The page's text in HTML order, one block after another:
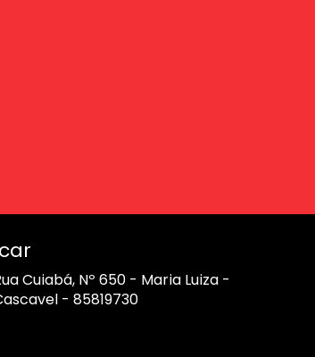
Cuiabá, Nº 650 - Maria Luiza -
- 85819730